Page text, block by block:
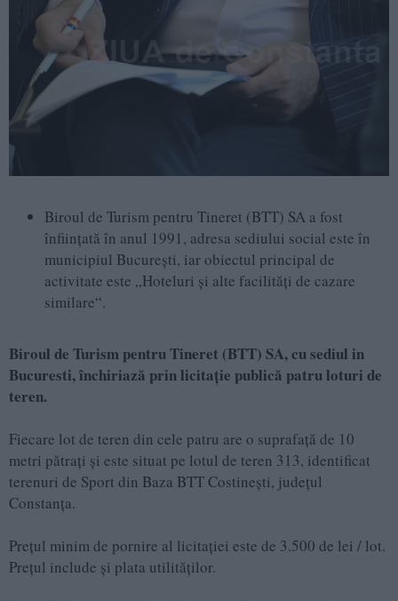
Biroul de Turism pentru Tineret (BTT) SA a fost
înființată în anul 1991, adresa sediului social este în
municipiul București, iar obiectul principal de
activitate este „Hoteluri și alte facilități de cazare
similare“.
Biroul de Turism pentru Tineret (BTT) SA, cu sediul in
Bucuresti, închiriază prin licitație publică patru loturi de
teren.
Fiecare lot de teren din cele patru are o suprafață de 10
metri pătrați și este situat pe lotul de teren 313, identificat
terenuri de Sport din Baza BTT Costinești, județul
Constanța.
Prețul minim de pornire al licitației este de 3.500 de lei / lot.
Prețul include și plata utilităților.